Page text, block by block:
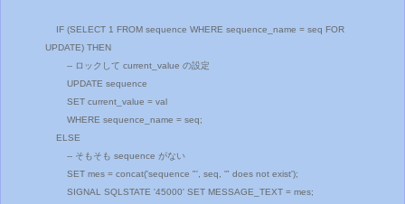
IF (SELECT 1 FROM sequence WHERE sequence_name = seq FOR
UPDATE) THEN
-- ロックして current_value の設定
UPDATE sequence
SET current_value = val
WHERE sequence_name = seq;
ELSE
-- そもそも sequence がない
SET mes = concat('sequence "', seq, '" does not exist');
SIGNAL SQLSTATE '45000' SET MESSAGE_TEXT = mes;